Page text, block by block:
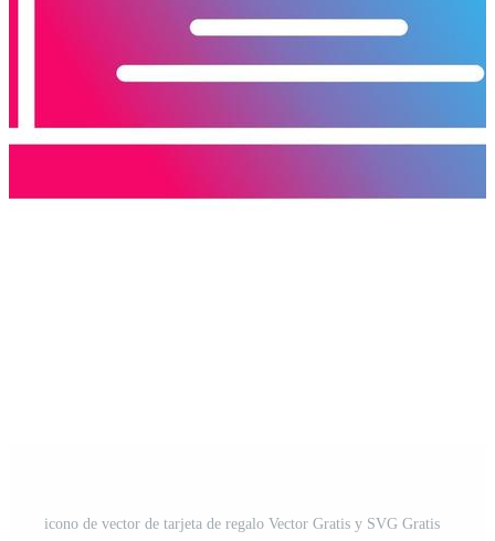
icono de vector de tarjeta de regalo Vector Gratis y SVG Gratis